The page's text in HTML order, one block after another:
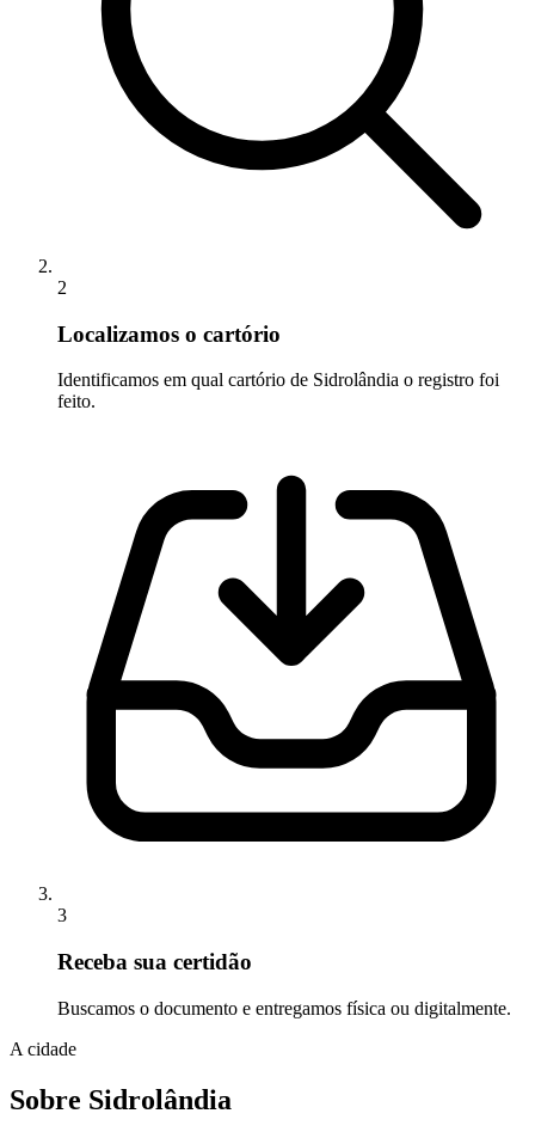
2
Localizamos o cartório
Identificamos em qual cartório de Sidrolândia o registro foi
feito.
3
Receba sua certidão
Buscamos o documento e entregamos física ou digitalmente.
A cidade
Sobre Sidrolândia